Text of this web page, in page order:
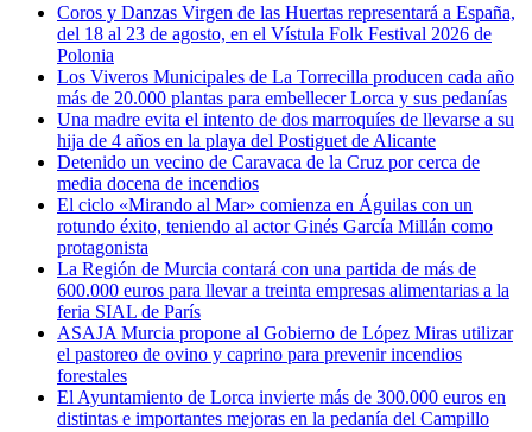
Coros y Danzas Virgen de las Huertas representará a España,
del 18 al 23 de agosto, en el Vístula Folk Festival 2026 de
Polonia
Los Viveros Municipales de La Torrecilla producen cada año
más de 20.000 plantas para embellecer Lorca y sus pedanías
Una madre evita el intento de dos marroquíes de llevarse a su
hija de 4 años en la playa del Postiguet de Alicante
Detenido un vecino de Caravaca de la Cruz por cerca de
media docena de incendios
El ciclo «Mirando al Mar» comienza en Águilas con un
rotundo éxito, teniendo al actor Ginés García Millán como
protagonista
La Región de Murcia contará con una partida de más de
600.000 euros para llevar a treinta empresas alimentarias a la
feria SIAL de París
ASAJA Murcia propone al Gobierno de López Miras utilizar
el pastoreo de ovino y caprino para prevenir incendios
forestales
El Ayuntamiento de Lorca invierte más de 300.000 euros en
distintas e importantes mejoras en la pedanía del Campillo